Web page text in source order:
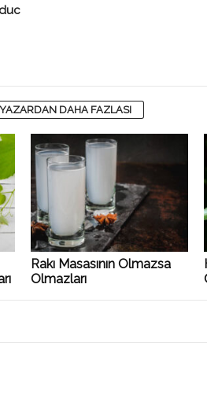
DAHA FAZLASI
Rakı Masasının Olmazsa
Olmazları